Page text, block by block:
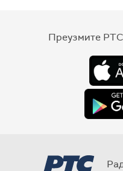
Преузмите